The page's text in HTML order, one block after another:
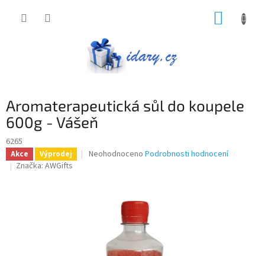
Aromaterapeutická sůl do koupele
600g - Vášeň
6265
Akce Výprodej
Průměrné
hvězdiček.
Neohodnoceno Podrobnosti hodnocení
Značka: AWGifts